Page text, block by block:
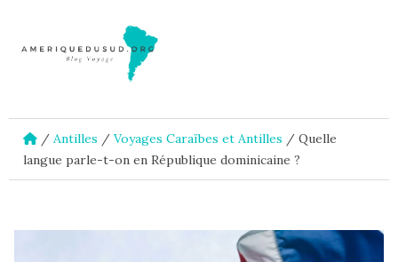
/ Antilles / Voyages Caraïbes et Antilles / Quelle
langue parle-t-on en République dominicaine ?